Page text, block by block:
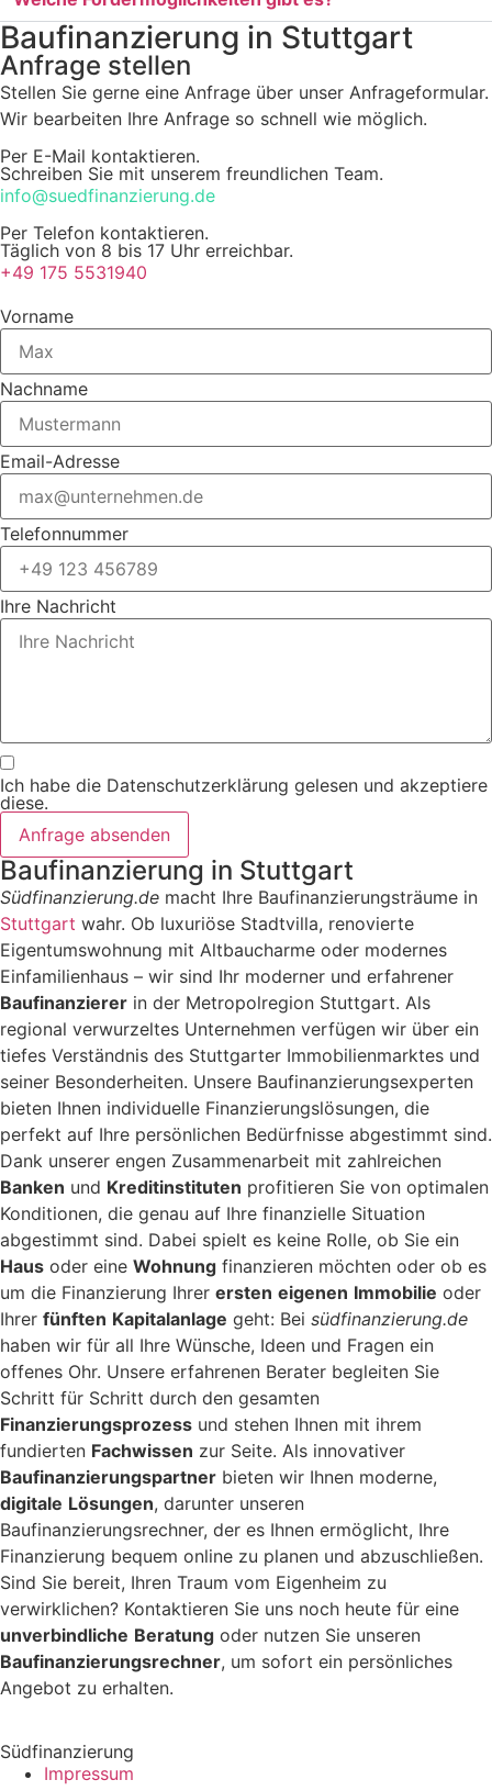
Baufinanzierung in Stuttgart
Anfrage stellen
Stellen Sie gerne eine Anfrage über unser Anfrageformular.
Wir bearbeiten Ihre Anfrage so schnell wie möglich.
Per E-Mail kontaktieren.
Schreiben Sie mit unserem freundlichen Team.
info@suedfinanzierung.de
Per Telefon kontaktieren.
Täglich von 8 bis 17 Uhr erreichbar.
+49 175 5531940
Vorname
Nachname
Email-Adresse
Telefonnummer
Ihre Nachricht
Ich habe die Datenschutzerklärung gelesen und akzeptiere
diese.
Anfrage absenden
Baufinanzierung in Stuttgart
Südfinanzierung.de macht Ihre Baufinanzierungsträume in
Stuttgart wahr. Ob luxuriöse Stadtvilla, renovierte
Eigentumswohnung mit Altbaucharme oder modernes
Einfamilienhaus – wir sind Ihr moderner und erfahrener
Baufinanzierer in der Metropolregion Stuttgart. Als
regional verwurzeltes Unternehmen verfügen wir über ein
tiefes Verständnis des Stuttgarter Immobilienmarktes und
seiner Besonderheiten. Unsere Baufinanzierungsexperten
bieten Ihnen individuelle Finanzierungslösungen, die
perfekt auf Ihre persönlichen Bedürfnisse abgestimmt sind.
Dank unserer engen Zusammenarbeit mit zahlreichen
Banken und Kreditinstituten profitieren Sie von optimalen
Konditionen, die genau auf Ihre finanzielle Situation
abgestimmt sind. Dabei spielt es keine Rolle, ob Sie ein
Haus oder eine Wohnung finanzieren möchten oder ob es
um die Finanzierung Ihrer ersten eigenen Immobilie oder
Ihrer fünften Kapitalanlage geht: Bei südfinanzierung.de
haben wir für all Ihre Wünsche, Ideen und Fragen ein
offenes Ohr. Unsere erfahrenen Berater begleiten Sie
Schritt für Schritt durch den gesamten
Finanzierungsprozess und stehen Ihnen mit ihrem
fundierten Fachwissen zur Seite. Als innovativer
Baufinanzierungspartner bieten wir Ihnen moderne,
digitale Lösungen, darunter unseren
Baufinanzierungsrechner, der es Ihnen ermöglicht, Ihre
Finanzierung bequem online zu planen und abzuschließen.
Sind Sie bereit, Ihren Traum vom Eigenheim zu
verwirklichen? Kontaktieren Sie uns noch heute für eine
unverbindliche Beratung oder nutzen Sie unseren
Baufinanzierungsrechner, um sofort ein persönliches
Angebot zu erhalten.
Südfinanzierung
Impressum